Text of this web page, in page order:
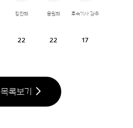
칭찬해
22
응원해
22
후속기사 강추
17
목록보기